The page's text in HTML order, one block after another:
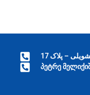
– پلاک 17